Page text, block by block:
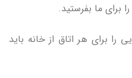
برای ما بفرستید.
را برای هر اتاق از خانه باید